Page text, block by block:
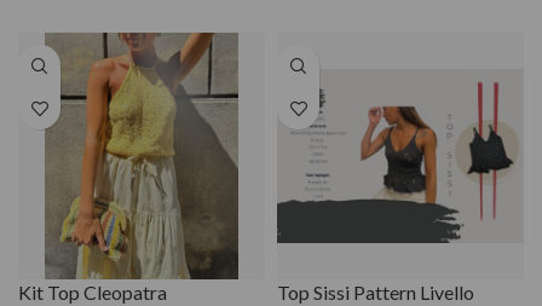
Kit Top Cleopatra
Top Sissi Pattern Livello